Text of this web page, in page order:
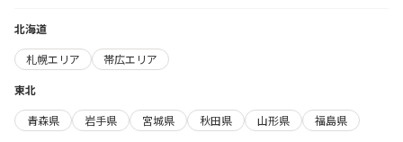
北海道
札幌エリア
帯広エリア
東北
青森県
岩手県 宮城県 秋田県 山形県
福島県